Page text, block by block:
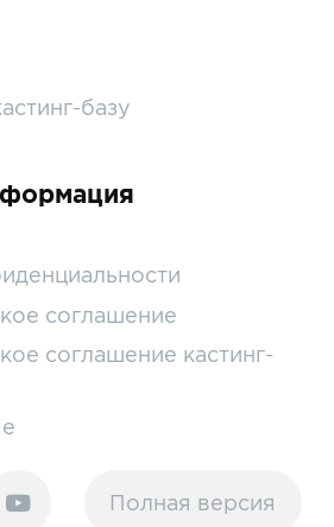
базу
соглашение
соглашение кастинг-
Полная версия